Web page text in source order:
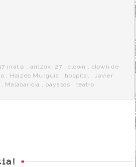
irratia , antzoki 27 ,clown , clown de
, Haizea Murguia , hospital ,Javier
, Malabaricia , payasos , teatro